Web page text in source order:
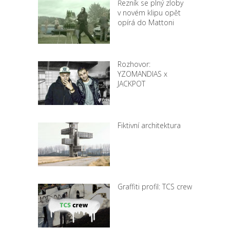
Řezník se plný zloby
v novém klipu opět
opírá do Mattoni
Rozhovor:
YZOMANDIAS x
JACKPOT
Fiktivní architektura
Graffiti profil: TCS crew